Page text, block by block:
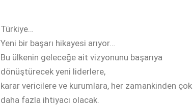
Türkiye…
Yeni bir başarı hikayesi arıyor…
Bu ülkenin geleceğe ait vizyonunu başarıya
dönüştürecek yeni liderlere,
karar vericilere ve kurumlara, her zamankinden çok
daha fazla ihtiyacı olacak.